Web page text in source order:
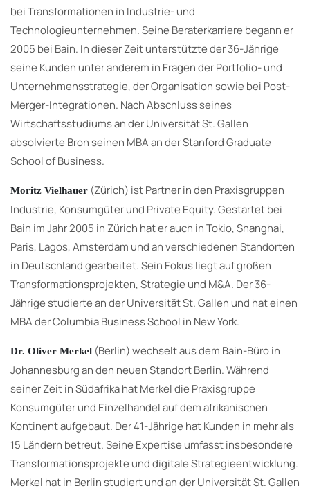
bei Transformationen in Industrie- und
Technologieunternehmen. Seine Beraterkarriere begann er
2005 bei Bain. In dieser Zeit unterstützte der 36-Jährige
seine Kunden unter anderem in Fragen der Portfolio- und
Unternehmensstrategie, der Organisation sowie bei Post-
Merger-Integrationen. Nach Abschluss seines
Wirtschaftsstudiums an der Universität St. Gallen
absolvierte Bron seinen MBA an der Stanford Graduate
School of Business.
Moritz Vielhauer (Zürich) ist Partner in den Praxisgruppen
Industrie, Konsumgüter und Private Equity. Gestartet bei
Bain im Jahr 2005 in Zürich hat er auch in Tokio, Shanghai,
Paris, Lagos, Amsterdam und an verschiedenen Standorten
in Deutschland gearbeitet. Sein Fokus liegt auf großen
Transformationsprojekten, Strategie und M&A. Der 36-
Jährige studierte an der Universität St. Gallen und hat einen
MBA der Columbia Business School in New York.
Dr. Oliver Merkel (Berlin) wechselt aus dem Bain-Büro in
Johannesburg an den neuen Standort Berlin. Während
seiner Zeit in Südafrika hat Merkel die Praxisgruppe
Konsumgüter und Einzelhandel auf dem afrikanischen
Kontinent aufgebaut. Der 41-Jährige hat Kunden in mehr als
15 Ländern betreut. Seine Expertise umfasst insbesondere
Transformationsprojekte und digitale Strategieentwicklung.
Merkel hat in Berlin studiert und an der Universität St. Gallen